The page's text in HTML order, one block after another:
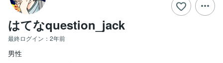
はてなquestion_jack
最終ログイン： 2年前
男性